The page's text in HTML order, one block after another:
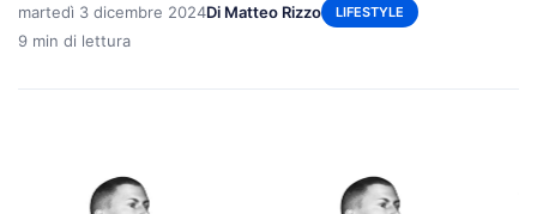
martedì 3 dicembre 2024Di Matteo Rizzo LIFESTYLE
9 min di lettura